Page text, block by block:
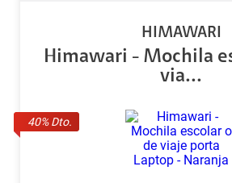
40% Dto.
HIMAWARI
Himawari - Mochila
via...